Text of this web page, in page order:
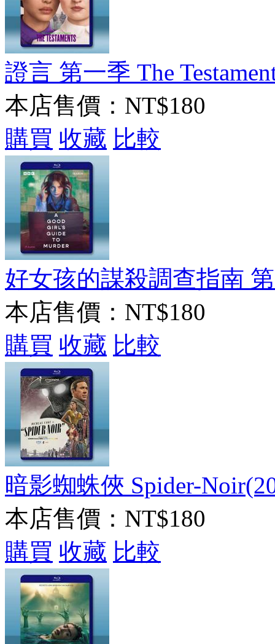
證言 第一季 The
本店售價： NT$180
購買 收藏 比較
好女孩的謀殺調查指南
本店售價： NT$180
購買 收藏 比較
暗影蜘蛛俠 Spider-
本店售價： NT$180
購買 收藏 比較